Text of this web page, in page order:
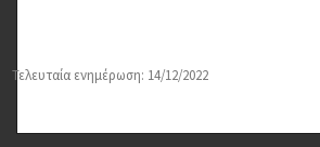
Τελευταία ενημέρωση: 14/12/2022